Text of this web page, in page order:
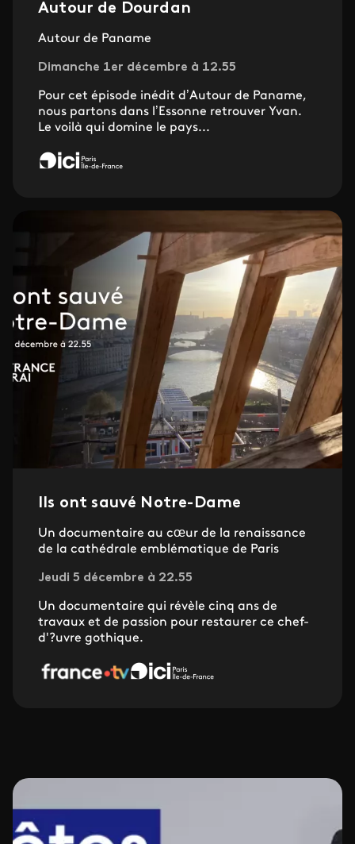
Autour de Dourdan
Autour de Paname
Dimanche 1er décembre à 12.55
Pour cet épisode inédit d’Autour de Paname,
nous partons dans l’Essonne retrouver Yvan.
Le voilà qui domine le pays...
Ils ont sauvé Notre-Dame
Un documentaire au cœur de la renaissance
de la cathédrale emblématique de Paris
Jeudi 5 décembre à 22.55
Un documentaire qui révèle cinq ans de
travaux et de passion pour restaurer ce chef-
d'?uvre gothique.